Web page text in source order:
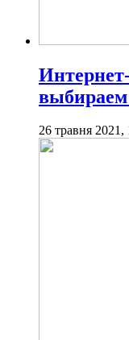
26 травня 2021,